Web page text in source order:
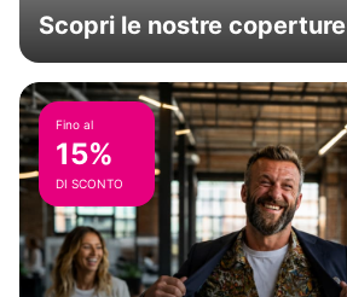
Scopri le nostre coperture
Fino al
15%
DI SCONTO